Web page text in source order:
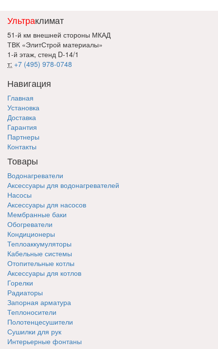
Ультраклимат
51-й км внешней стороны МКАД
ТВК «ЭлитСтрой материалы»
1-й этаж, стенд D-14/1
т: +7 (495) 978-0748
Навигация
Главная
Установка
Доставка
Гарантия
Партнеры
Контакты
Товары
Водонагреватели
Аксессуары для водонагревателей
Насосы
Аксессуары для насосов
Мембранные баки
Обогреватели
Кондиционеры
Теплоаккумуляторы
Кабельные системы
Отопительные котлы
Аксессуары для котлов
Горелки
Радиаторы
Запорная арматура
Теплоносители
Полотенцесушители
Сушилки для рук
Интерьерные фонтаны